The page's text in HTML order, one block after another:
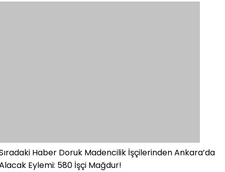
Haber Doruk Madencilik İşçilerinden Ankara’da
Eylemi: 580 İşçi Mağdur!